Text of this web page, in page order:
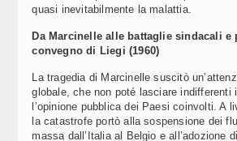
quasi inevitabilmente la malattia.
Da Marcinelle alle battaglie sindacali
convegno di Liegi (1960)
La tragedia di Marcinelle suscitò
globale, che non poté lasciare indifferenti
l’opinione pubblica dei Paesi coinvolti. A
la catastrofe portò alla sospensione dei
massa dall’Italia al Belgio e all’adozione